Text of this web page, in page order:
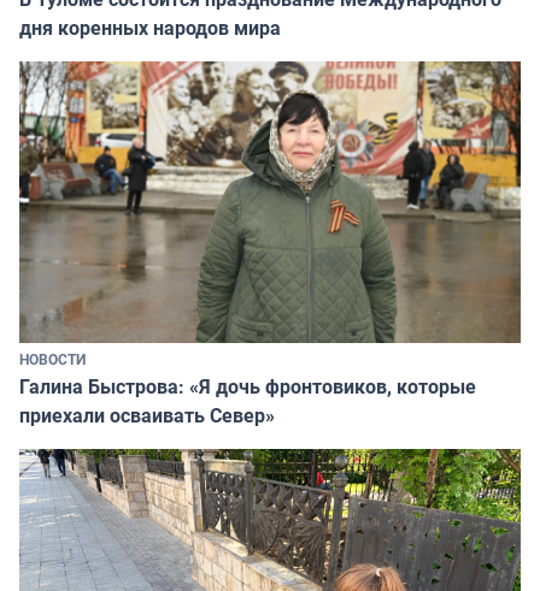
дня коренных народов мира
НОВОСТИ
Галина Быстрова: «Я дочь фронтовиков, которые
приехали осваивать Север»